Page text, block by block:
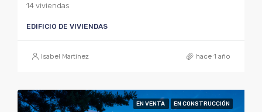
14 viviendas
EDIFICIO DE VIVIENDAS
Isabel Martínez hace 1 año
EN VENTA EN CONSTRUCCIÓN